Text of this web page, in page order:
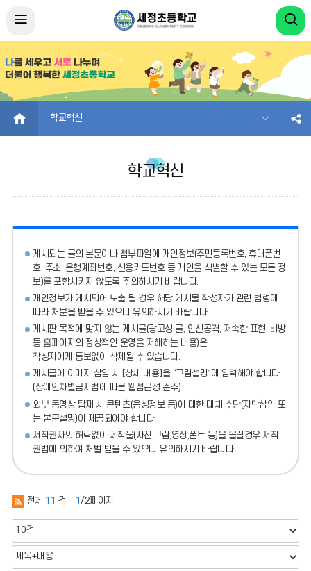
HOME 학교혁신
학교혁신
게시되는 글의 본문이나 첨부파일에
개인정보(주민등록번호, 휴대폰번
호, 주소, 은행계좌번호, 신용카드번호 등 개인을 식별할 수 있는 모든 정
보)를 포함시키지 않도록 주의하시기 바랍니다.
개인정보가 게시되어 노출 될 경우 해당 게시물 작성자가 관련 법령에
따라 처분을 받을 수 있으니 유의하시기 바랍니다.
게시판 목적에 맞지 않는 게시글(광고성 글, 인신공격, 저속한 표현, 비방
등 홈페이지의 정상적인 운영을 저해하는 내용)은
작성자에게 통보없이 삭제될 수 있습니다.
게시글에 이미지 삽입 시 [상세 내용]을 “그림설명”에 입력해야 합니다.
(장애인차별금지법에 따른 웹접근성 준수)
외부 동영상 탑재 시 콘텐츠(음성정보 등)에 대한 대체 수단(자막삽입 또
는 본문설명)이 제공되어야 합니다.
저작권자의 허락없이 제작물(사진,그림,영상,폰트 등)을 올릴경우 저작
권법에 의하여 처벌 받을 수 있으니 유의하시기 바랍니다.
전체 11 건 1 /2페이지